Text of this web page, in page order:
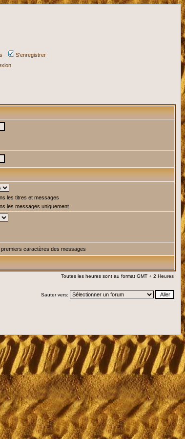
S'enregistrer
les titres et messages
les messages uniquement
premiers caractères des messages
Toutes les heures sont au format GMT + 2 Heures
Sauter vers: